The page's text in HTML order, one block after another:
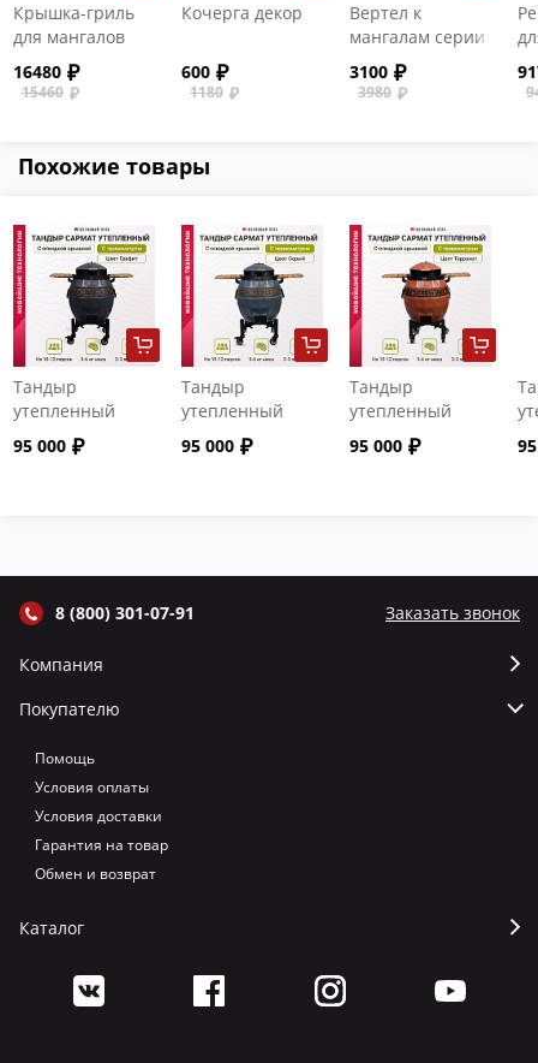
Крышка-гриль
для мангалов
"Файркрафт" с
решеткой из
16480
15460
Кочерга декор
600
1180
Вертел к
мангалам серии
"Файркрафт"
3100
3980
Похожие товары
Тандыр
утепленный
"Сармат" с
откидной
95 000
Тандыр
утепленный
"Сармат" с
откидной
95 000
Тандыр
утепленный
"Сармат" с
откидной
95 000
8 (800) 301-07-91 Заказать звонок
Компания
Покупателю
Помощь
Условия оплаты
Условия доставки
Гарантия на товар
Обмен и возврат
Каталог